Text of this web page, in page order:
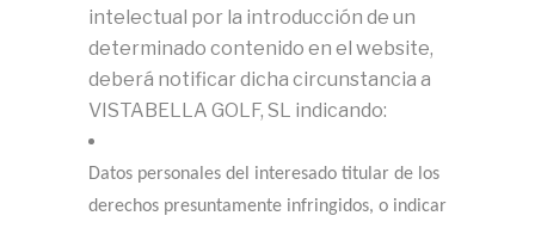
intelectual por la introducción de un
determinado contenido en el website,
deberá notificar dicha circunstancia a
VISTABELLA GOLF, SL indicando:
Datos personales del interesado titular de los
derechos presuntamente infringidos, o indicar